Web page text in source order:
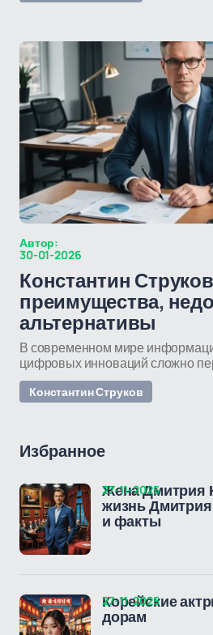
Автор:
30-01-2026
Константин
преимущества,
альтернативы
В современном мире
цифровых инноваций сложно
Константин Струков
Избранное
Жена Дмитрия
жизнь
и факты
27-11-2025
Корейские
дорам
27-11-2025